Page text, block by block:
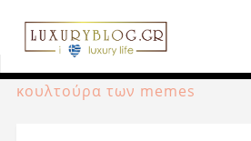
Αρχική σελίδα»Μόδα
Balenciaga – από την υψηλή
κουλτούρα των memes